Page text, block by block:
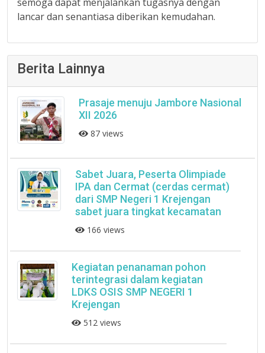
lancar dan senantiasa diberikan kemudahan.
Berita Lainnya
Prasaje menuju Jambore Nasional
XII 2026
87 views
Sabet Juara, Peserta Olimpiade
IPA dan Cermat (cerdas cermat)
dari SMP Negeri 1 Krejengan
sabet juara tingkat kecamatan
166 views
Kegiatan penanaman pohon
terintegrasi dalam kegiatan
LDKS OSIS SMP NEGERI 1
Krejengan
512 views